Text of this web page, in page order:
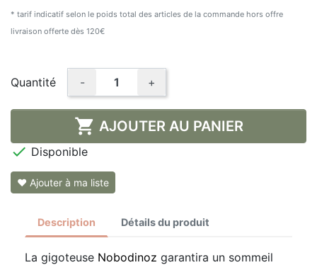
* tarif indicatif selon le poids total des articles de la commande hors offre
livraison offerte dès 120€
Quantité - +
 AJOUTER AU PANIER
 Disponible
❤ Ajouter à ma liste
Description Détails du produit
La gigoteuse Nobodinoz garantira un sommeil